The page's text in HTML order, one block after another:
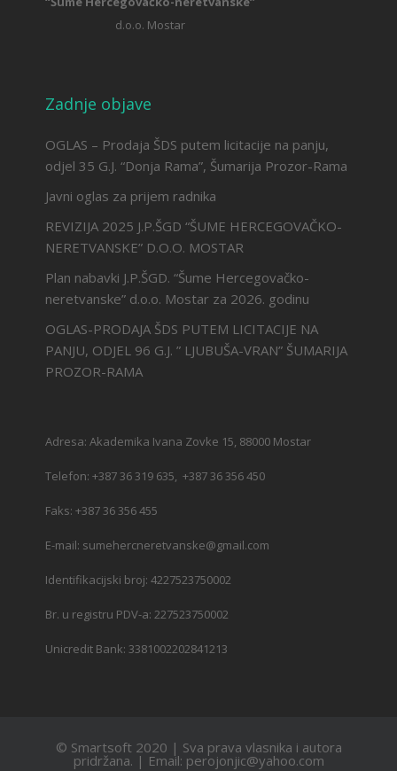
d.o.o. Mostar
Zadnje objave
OGLAS – Prodaja ŠDS putem licitacije na panju,
odjel 35 G.J. “Donja Rama”, Šumarija Prozor-Rama
Javni oglas za prijem radnika
REVIZIJA 2025 J.P.ŠGD “ŠUME HERCEGOVAČKO-
NERETVANSKE” D.O.O. MOSTAR
Plan nabavki J.P.ŠGD. “Šume Hercegovačko-
neretvanske” d.o.o. Mostar za 2026. godinu
OGLAS-PRODAJA ŠDS PUTEM LICITACIJE NA
PANJU, ODJEL 96 G.J. ” LJUBUŠA-VRAN” ŠUMARIJA
PROZOR-RAMA
Adresa: Akademika Ivana Zovke 15, 88000 Mostar
Telefon: +387 36 319 635, +387 36 356 450
Faks: +387 36 356 455
E-mail: sumehercneretvanske@gmail.com
Identifikacijski broj: 4227523750002
Br. u registru PDV-a: 227523750002
Unicredit Bank: 3381002202841213
© Smartsoft 2020 | Sva prava vlasnika i autora
pridržana. | Email: perojonjic@yahoo.com